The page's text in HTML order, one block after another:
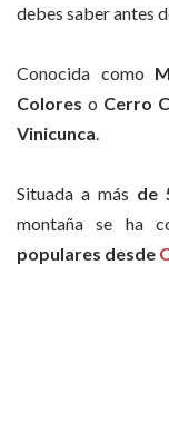
debes saber antes
Conocida como
Colores o Cerro
Vinicunca.
Situada a más de
montaña se ha
populares desde